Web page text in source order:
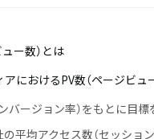
ー数）とは
におけるPV数（ページビュ
バージョン率）をもとに目
平均アクセス数（セッショ